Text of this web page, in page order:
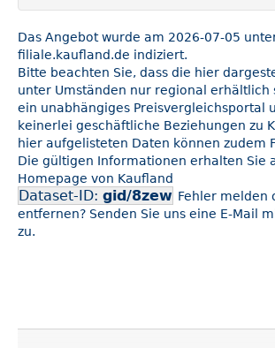
Das Angebot wurde am 2026-07-05
filiale.kaufland.de indiziert.
Bitte beachten Sie, dass die hier
unter Umständen nur regional erhältlich
ein unabhängiges Preisvergleichsportal
keinerlei geschäftliche Beziehungen zu
hier aufgelisteten Daten können zudem
Die gültigen Informationen erhalten Sie
Homepage von Kaufland
Dataset-ID: gid/8zew Fehler melden
entfernen? Senden Sie uns eine E-Mail
zu.